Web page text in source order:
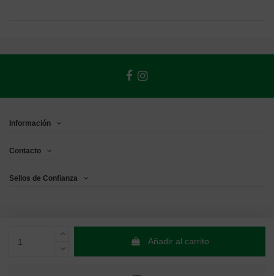
Añadir al carrito
Información
Contacto
Sellos de Confianza